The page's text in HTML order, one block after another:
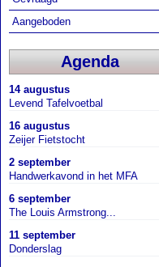
Aangeboden
Agenda
14 augustus
Levend Tafelvoetbal
16 augustus
Zeijer Fietstocht
2 september
Handwerkavond in het MFA
6 september
The Louis Armstrong...
11 september
Donderslag